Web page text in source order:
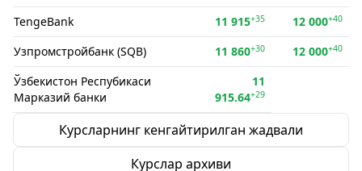
TengeBank 11 915+35 12 000+40
Узпромстройбанк (SQB) 11 860+30 12 000+40
Ўзбекистон Респубикаси
Марказий банки
11
915.64+29
Курсларнинг кенгайтирилган жадвали
Курслар архиви